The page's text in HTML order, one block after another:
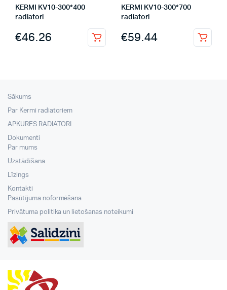
KERMI KV10-300*400
radiatori
€46.26
KERMI KV10-300*700
radiatori
€59.44
Sākums
Par Kermi radiatoriem
APKURES RADIATORI
Dokumenti
Par mums
Uzstādīšana
Līzings
Kontakti
Pasūtījuma noformēšana
Privātuma politika un lietošanas noteikumi